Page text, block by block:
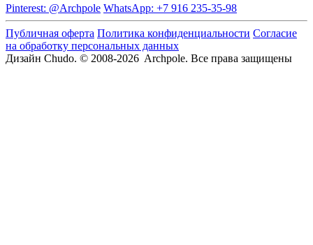
Pinterest: @Archpole WhatsApp: +7 916 235-35-98
Публичная оферта Политика конфиденциальности Согласие
на обработку персональных данных
Дизайн Chudo. © 2008-2026 Archpole. Все права защищены